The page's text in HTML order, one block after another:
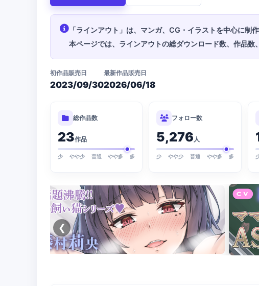
「ラインアウト」は、マンガ、CG・イラストを中心に制
本ページでは、ラインアウトの総ダウンロード数、作品数
初作品販売日
2023/09/30
最新作品販売日
2026/06/18
総作品数
23作品
少 やや少 普通 やや多 多
フォロー数
5,276人
少 やや少 普通 やや多 多
❮